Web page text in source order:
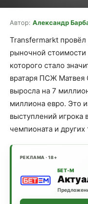
Автор: Александр
Transfermarkt
рыночной стоимости
которого стало
вратаря ПСЖ Матвея
выросла на 7
миллиона евро. Это
выступлений игрока
чемпионата и других
РЕКЛАМА · 18+
БЕТ-М